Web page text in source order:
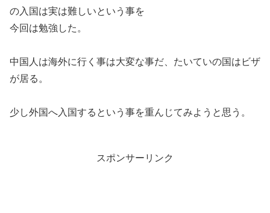
の入国は実は難しいという事を
今回は勉強した。
中国人は海外に行く事は大変な事だ、たいていの国はビザ
が居る。
少し外国へ入国するという事を重んじてみようと思う。
スポンサーリンク